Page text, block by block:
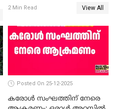
2 Min Read View All
Posted On 25-12-2025
കരോള്‍ സംഘത്തിന് നേരെ